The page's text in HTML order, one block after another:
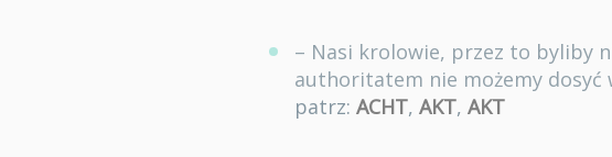
– Nasi krolowie, przez to byliby
authoritatem nie możemy dosyć
patrz: ACHT, AKT, AKT